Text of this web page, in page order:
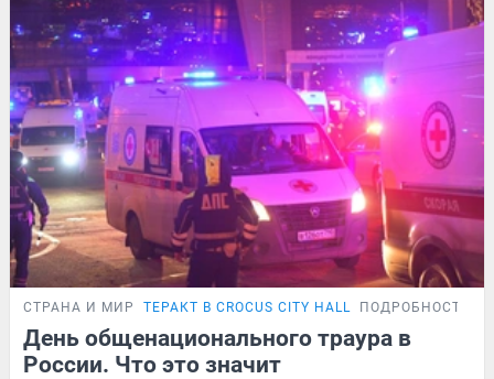
СТРАНА И МИР ТЕРАКТ В CROCUS CITY HALL ПОДРОБНОСТИ
День общенационального траура в
России. Что это значит